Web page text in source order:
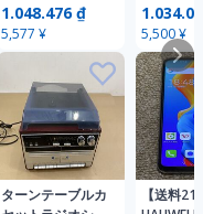
カメラ COOLPIX
L26 #v1939
1.048.476 ₫
5,577 ¥
京セラ
ャンパン
1円 ! 1ス
5,500 ¥
ターンテーブルカ
【送料